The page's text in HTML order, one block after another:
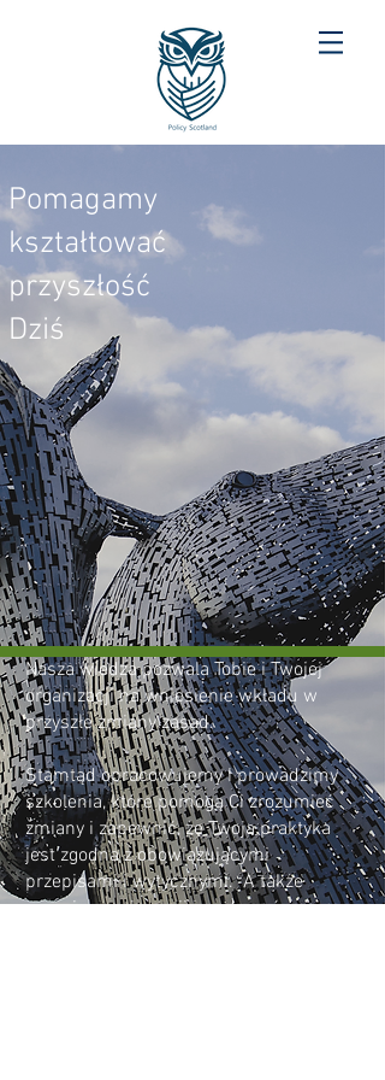
Pomagamy
kształtować
przyszłość
Dziś
Nasza wiedza pozwala Tobie i Twojej
organizacji na wniesienie wkładu w
przyszłe zmiany zasad.
Stamtąd opracowujemy i prowadzimy
szkolenia, które pomogą Ci zrozumieć
zmiany i zapewnić, że Twoja praktyka
jest zgodna z obowiązującymi
przepisami i wytycznymi. A także
organizowanie sesji i wydarzeń.